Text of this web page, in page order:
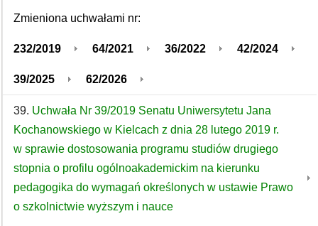
Zmieniona uchwałami nr:
232/2019 64/2021 36/2022 42/2024
39/2025 62/2026
39. Uchwała Nr 39/2019 Senatu Uniwersytetu Jana
Kochanowskiego w Kielcach z dnia 28 lutego 2019 r.
w sprawie dostosowania programu studiów drugiego
stopnia o profilu ogólnoakademickim na kierunku
pedagogika do wymagań określonych w ustawie Prawo
o szkolnictwie wyższym i nauce